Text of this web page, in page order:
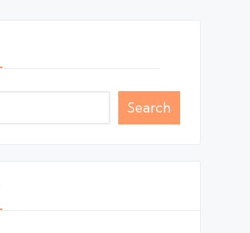
Search